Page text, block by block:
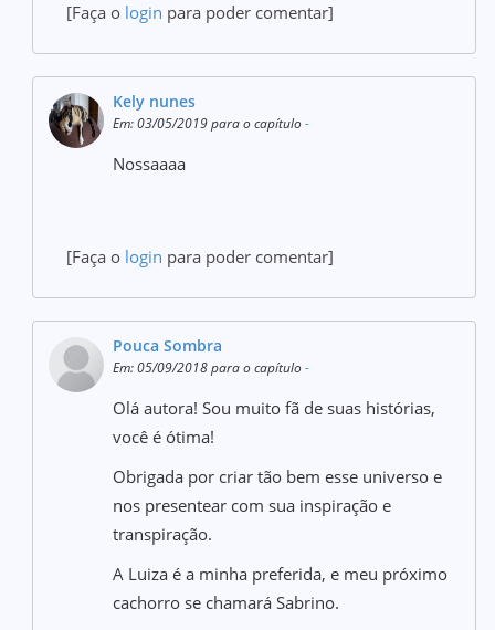
[Faça o login para poder comentar]
Kely nunes
Em: 03/05/2019 para o capítulo-
Nossaaaa
[Faça o login para poder comentar]
Pouca Sombra
Em: 05/09/2018 para o capítulo-
Olá autora! Sou muito fã de suas histórias,
você é ótima!
Obrigada por criar tão bem esse universo e
nos presentear com sua inspiração e
transpiração.
A Luiza é a minha preferida, e meu próximo
cachorro se chamará Sabrino.